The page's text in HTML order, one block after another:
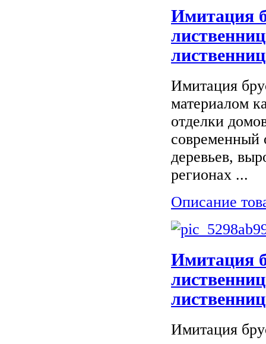
Имитация
Имитация
материалом
отделки
современный
деревьев,
регионах ...
Описание
Имитация
Имитация